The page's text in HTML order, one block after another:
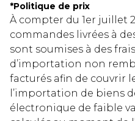
*Politique de prix
À compter du 1er juillet
commandes livrées à
sont soumises à des
d’importation non
facturés afin de couvrir
l’importation de biens
électronique de faible